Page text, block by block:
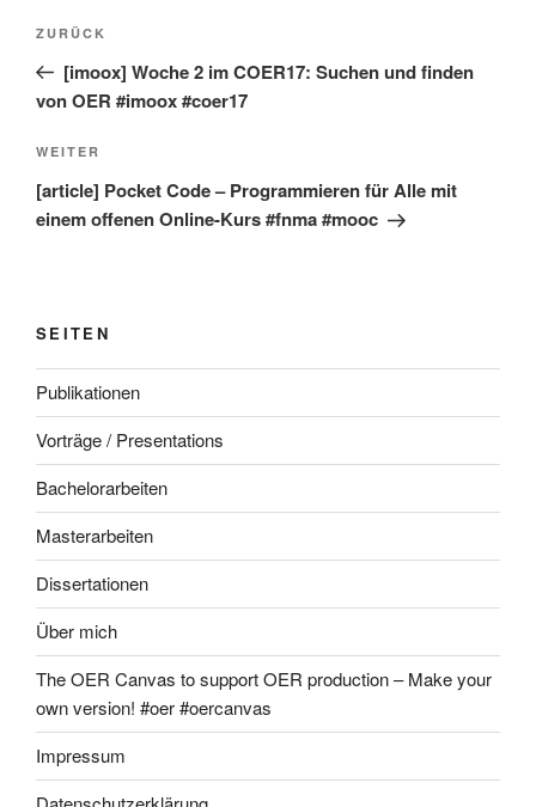
Beitragsnavigation
Vorheriger
Beitrag
ZURÜCK
[imoox] Woche 2 im COER17: Suchen und finden
von OER #imoox #coer17
Nächster
Beitrag
WEITER
[article] Pocket Code – Programmieren für Alle mit
einem offenen Online-Kurs #fnma #mooc
SEITEN
Publikationen
Vorträge / Presentations
Bachelorarbeiten
Masterarbeiten
Dissertationen
Über mich
The OER Canvas to support OER production – Make your
own version! #oer #oercanvas
Impressum